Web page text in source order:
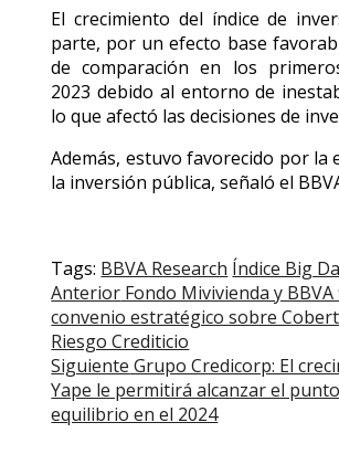
El crecimiento del índice de
parte, por un efecto base
de comparación en los
2023 debido al entorno de
lo que afectó las decisiones de
Además, estuvo favorecido por la
la inversión pública, señaló el
Tags: BBVA Research Índice Big
Post
navigation
Anterior Fondo Mivivienda y
convenio estratégico sobre
Riesgo Crediticio
Siguiente Grupo Credicorp: El
Yape le permitirá alcanzar el
equilibrio en el 2024